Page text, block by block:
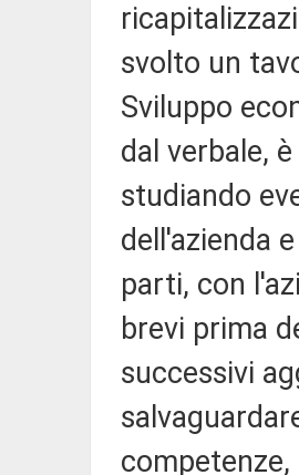
svolto un
Sviluppo
dal verbale,
studiando
dell'azienda
parti, con
brevi prima
successivi